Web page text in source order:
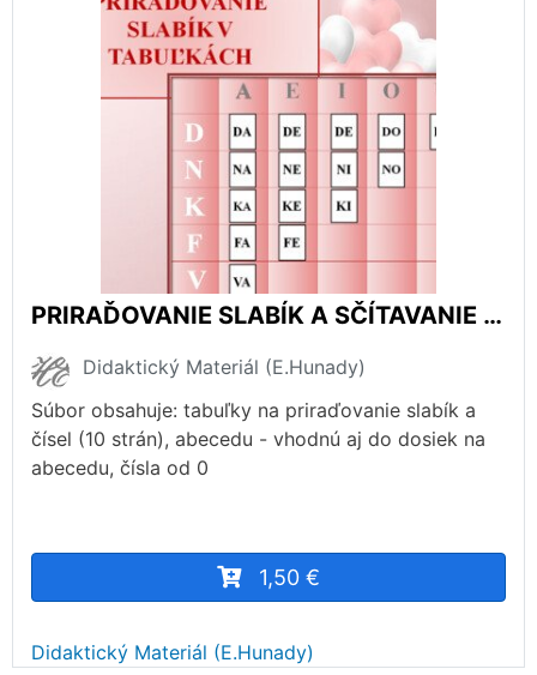
PRIRAĎOVANIE SLABÍK A SČÍTAVANIE V TABUĽKÁCH.
Didaktický Materiál (E.Hunady)
Súbor obsahuje: tabuľky na priraďovanie slabík a
čísel (10 strán), abecedu - vhodnú aj do dosiek na
abecedu, čísla od 0
1,50 €
Didaktický Materiál (E.Hunady)